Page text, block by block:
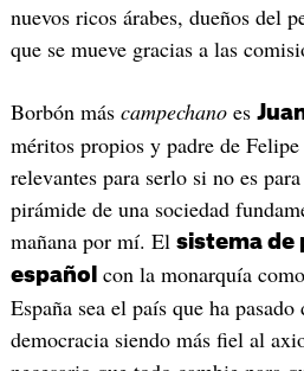
nuevos ricos árabes, dueños del
que se mueve gracias a las
Borbón más campechanoes
méritos propios y padre de
relevantes para serlo si no es
pirámide de una sociedad
mañana por mí. El sistema de
español con la monarquía
España sea el país que ha
democracia siendo más fiel al